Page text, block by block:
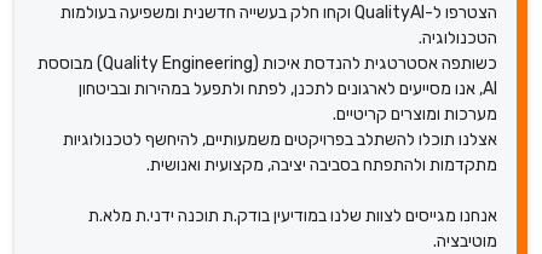
הצטרפו ל-QualityAI וקחו חלק בעשייה חדשנית ומשפיעה בעולמות
הטכנולוגיה.
כשותפה אסטרטגית להנדסת איכות (Quality Engineering) מבוססת
AI, אנו מסייעים לארגונים לתכנן, לפתח ולתפעל במהירות ובביטחון
מערכות ומוצרים קריטיים.
אצלנו תוכלו להשתלב בפרויקטים משמעותיים, להיחשף לטכנולוגיות
מתקדמות ולהתפתח בסביבה יציבה, מקצועית ואנושית.
אנחנו מגייסים לצוות שלנו במודיעין בודק.ת תוכנה ידני.ת מלא.ת
מוטיבציה.